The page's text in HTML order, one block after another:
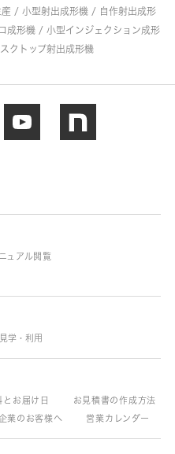
/ 小型射出成形機 / 自作射出成形
成形機 / 小型インジェクション成形
クトップ射出成形機
ュアル閲覧
学・利用
とお届け日
お見積書の作成方法
業のお客様へ 営業カレンダー